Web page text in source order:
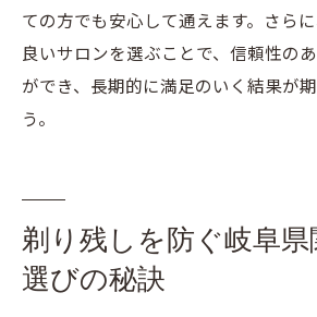
ての方でも安心して通えます。さら
良いサロンを選ぶことで、信頼性の
ができ、長期的に満足のいく結果が
う。
剃り残しを防ぐ岐阜
選びの秘訣